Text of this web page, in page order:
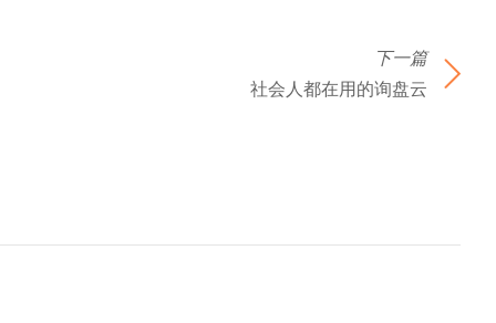
下一篇
社会人都在用的询盘云